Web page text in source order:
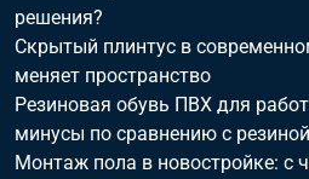
решения?
Скрытый плинтус в
меняет пространство
Резиновая обувь ПВХ для
минусы по сравнению с резиной
Монтаж пола в новостройке: с